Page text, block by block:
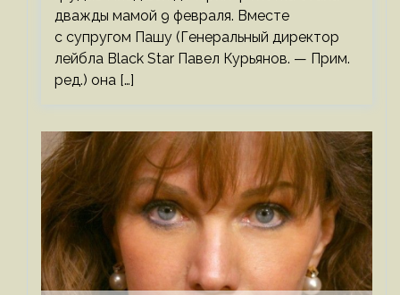
дважды мамой 9 февраля. Вместе
с супругом Пашу (Генеральный директор
лейбла Black Star Павел Курьянов. — Прим.
ред.) она […]